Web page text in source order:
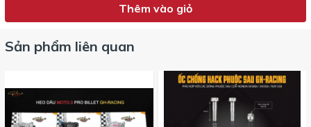
Thêm vào giỏ
Sản phẩm liên quan